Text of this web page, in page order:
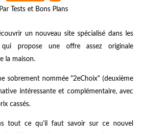
Par Tests et Bons Plans
un nouveau site spécialisé dans les
propose une offre assez originale
la maison.
sobrement nommée "2eChoix" (deuxième
intéressante et complémentaire, avec
cassés.
tout ce qu'il faut savoir sur ce nouvel